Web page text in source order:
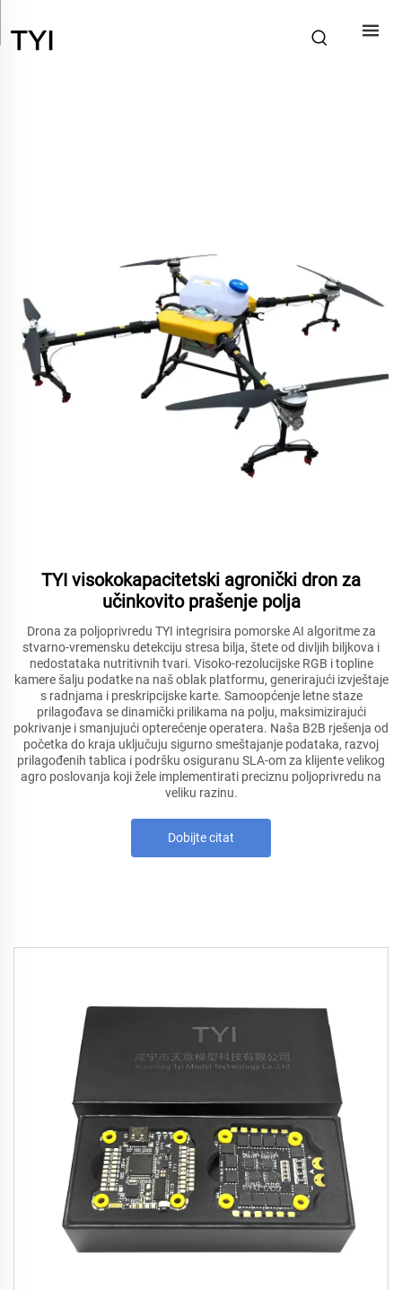
TYI visokokapacitetski agronički dron za
učinkovito prašenje polja
Drona za poljoprivredu TYI integrisira pomorske AI algoritme za
stvarno-vremensku detekciju stresa bilja, štete od divljih biljkova i
nedostataka nutritivnih tvari. Visoko-rezolucijske RGB i topline
kamere šalju podatke na naš oblak platformu, generirajući izvještaje
s radnjama i preskripcijske karte. Samoopćenje letne staze
prilagođava se dinamički prilikama na polju, maksimizirajući
pokrivanje i smanjujući opterećenje operatera. Naša B2B rješenja od
početka do kraja uključuju sigurno smeštajanje podataka, razvoj
prilagođenih tablica i podršku osiguranu SLA-om za klijente velikog
agro poslovanja koji žele implementirati preciznu poljoprivredu na
veliku razinu.
Dobijte citat